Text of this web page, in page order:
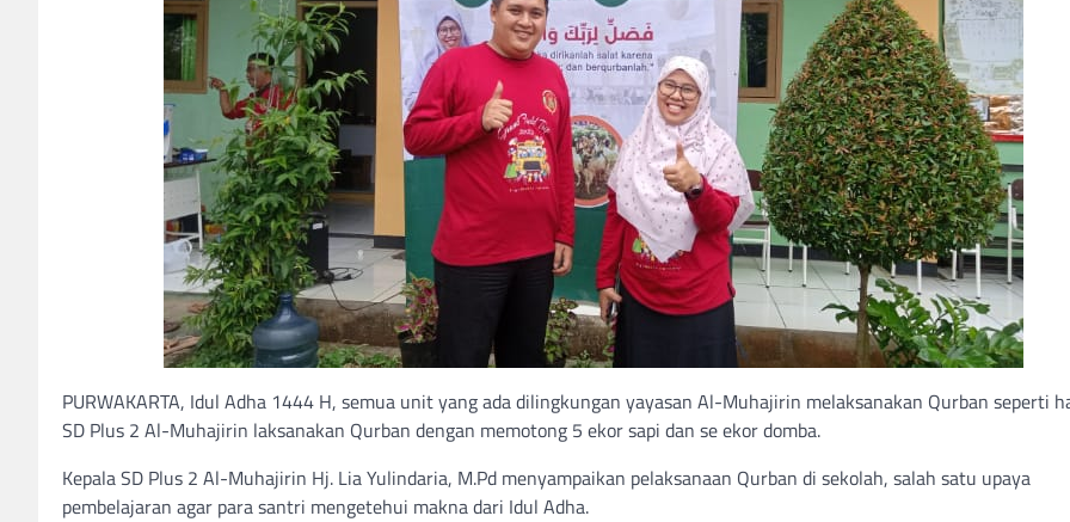
PURWAKARTA, Idul Adha 1444 H, semua unit yang ada dilingkungan yayasan Al-Muhajirin melaksanakan Qurban seperti
SD Plus 2 Al-Muhajirin laksanakan Qurban dengan memotong 5 ekor sapi dan se ekor domba.
Kepala SD Plus 2 Al-Muhajirin Hj. Lia Yulindaria, M.Pd menyampaikan pelaksanaan Qurban di sekolah, salah satu upaya
pembelajaran agar para santri mengetehui makna dari Idul Adha.